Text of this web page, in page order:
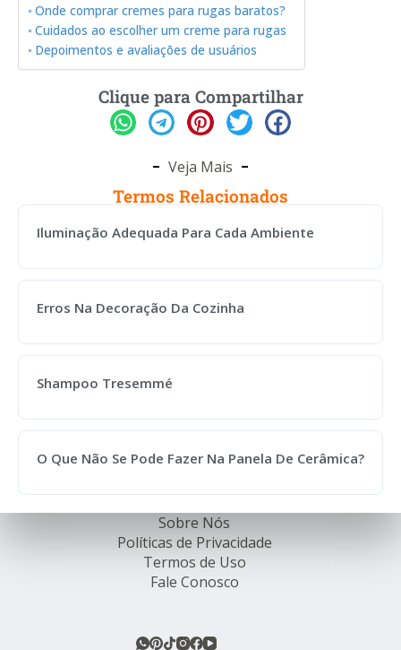
Onde comprar cremes para rugas baratos?
Cuidados ao escolher um creme para rugas
Depoimentos e avaliações de usuários
Clique para Compartilhar
Veja Mais
Termos Relacionados
Iluminação Adequada Para Cada Ambiente
Erros Na Decoração Da Cozinha
Shampoo Tresemmé
O Que Não Se Pode Fazer Na Panela De Cerâmica?
Sobre Nós
Políticas de Privacidade
Termos de Uso
Fale Conosco